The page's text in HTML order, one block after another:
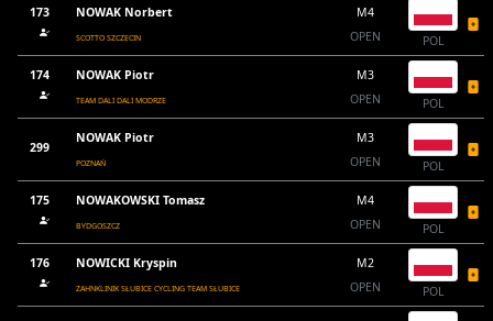
173 NOWAK Norbert
SCOTTO SZCZECIN
M4
OPEN
POL
174 NOWAK Piotr
TEAM DALI DALI MODRZE
M3
OPEN
POL
299
NOWAK Piotr
POZNAŃ
M3
OPEN
POL
175 NOWAKOWSKI Tomasz
BYDGOSZCZ
M4
OPEN
POL
176 NOWICKI Kryspin
ZAHNKLINIK SŁUBICE CYCLING TEAM SŁUBICE
M2
OPEN
POL